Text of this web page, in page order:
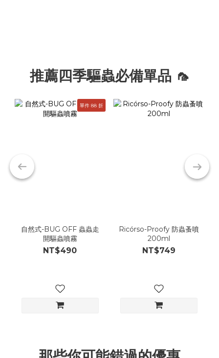
推薦四季驅蟲必備單品 🦟
單件 88 折
自然式-BUG OFF 蟲蟲走
開驅蟲噴霧
NT$490
Ricórso-Proofy 防蟲蚤噴
200ml
NT$749